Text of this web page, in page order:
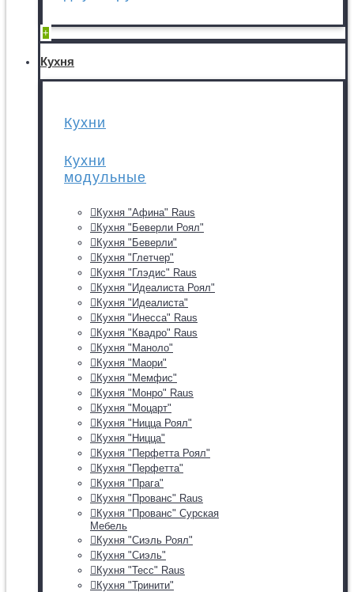
+
Кухня
Кухни
Кухни
модульные
Кухня "Афина" Raus
Кухня "Беверли Роял"
Кухня "Беверли"
Кухня "Глетчер"
Кухня "Глэдис" Raus
Кухня "Идеалиста Роял"
Кухня "Идеалиста"
Кухня "Инесса" Raus
Кухня "Квадро" Raus
Кухня "Маноло"
Кухня "Маори"
Кухня "Мемфис"
Кухня "Монро" Raus
Кухня "Моцарт"
Кухня "Ницца Роял"
Кухня "Ницца"
Кухня "Перфетта Роял"
Кухня "Перфетта"
Кухня "Прага"
Кухня "Прованс" Raus
Кухня "Прованс" Сурская
Мебель
Кухня "Сиэль Роял"
Кухня "Сиэль"
Кухня "Тесс" Raus
Кухня "Тринити"